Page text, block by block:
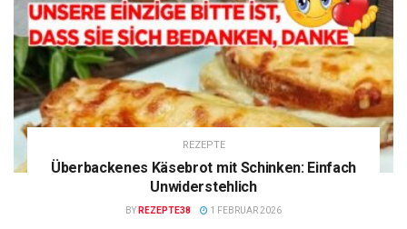
REZEPTE
Überbackenes Käsebrot mit Schinken: Einfach
Unwiderstehlich
BY REZEPTE38 1 FEBRUAR 2026